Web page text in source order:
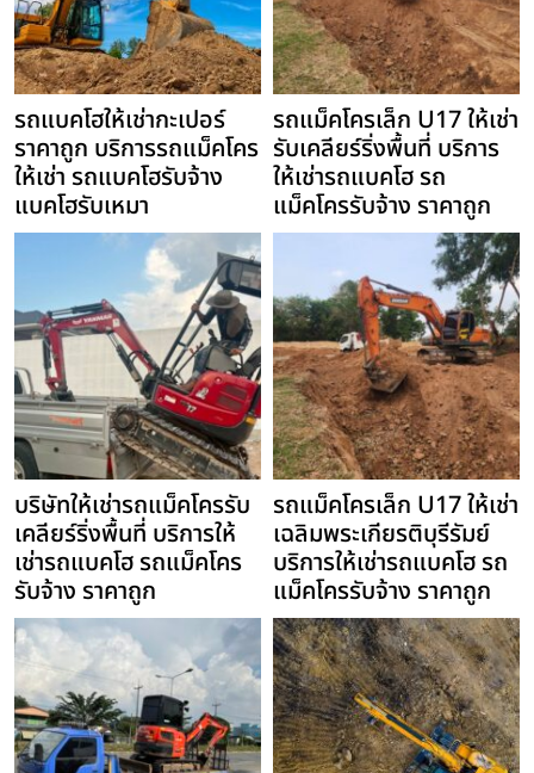
รถแบคโฮให้เช่ากะเปอร์
ราคาถูก บริการรถแม็คโคร
ให้เช่า รถแบคโฮรับจ้าง
แบคโฮรับเหมา
รถแม็คโครเล็ก U17 ให้เช่า
รับเคลียร์ริ่งพื้นที่ บริการ
ให้เช่ารถแบคโฮ รถ
แม็คโครรับจ้าง ราคาถูก
บริษัทให้เช่ารถแม็คโครรับ
เคลียร์ริ่งพื้นที่ บริการให้
เช่ารถแบคโฮ รถแม็คโคร
รับจ้าง ราคาถูก
รถแม็คโครเล็ก U17 ให้เช่า
เฉลิมพระเกียรติบุรีรัมย์
บริการให้เช่ารถแบคโฮ รถ
แม็คโครรับจ้าง ราคาถูก